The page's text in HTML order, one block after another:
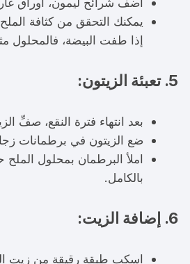
يمكنك التحقق من كثافة
إذا طفت البيضة، فالمحلول
5. تعبئة الزيتون:
بعد انتهاء فترة النقع، صفِّ
ضع الزيتون في برطمانات
املأ البرطمان بمحلول الملح
بالكامل.
6. إضافة الزيت:
اسكب طبقة رقيقة من زيت